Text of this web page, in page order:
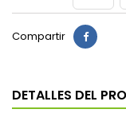
Compartir
DETALLES DEL